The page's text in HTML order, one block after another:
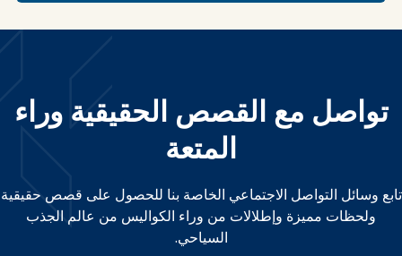
تواصل مع القصص الحقيقية وراء
المتعة
تابع وسائل التواصل الاجتماعي الخاصة بنا للحصول على قصص حقيقية
ولحظات مميزة وإطلالات من وراء الكواليس من عالم الجذب
السياحي.